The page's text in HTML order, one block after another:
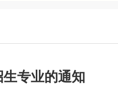
专业的通知